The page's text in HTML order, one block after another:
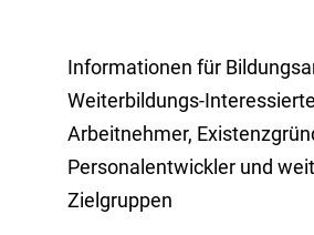
Informationen für
Weiterbildungs-
Arbeitnehmer,
Personalentwickler und
Zielgruppen